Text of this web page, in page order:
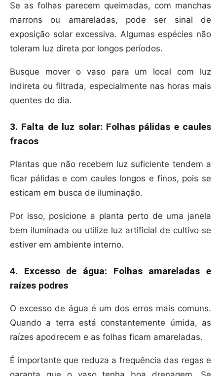
Se as folhas parecem queimadas, com manchas
marrons ou amareladas, pode ser sinal de
exposição solar excessiva. Algumas espécies não
toleram luz direta por longos períodos.
Busque mover o vaso para um local com luz
indireta ou filtrada, especialmente nas horas mais
quentes do dia.
3. Falta de luz solar: Folhas pálidas e caules
fracos
Plantas que não recebem luz suficiente tendem a
ficar pálidas e com caules longos e finos, pois se
esticam em busca de iluminação.
Por isso, posicione a planta perto de uma janela
bem iluminada ou utilize luz artificial de cultivo se
estiver em ambiente interno.
4. Excesso de água: Folhas amareladas e
raízes podres
O excesso de água é um dos erros mais comuns.
Quando a terra está constantemente úmida, as
raízes apodrecem e as folhas ficam amareladas.
É importante que reduza a frequência das regas e